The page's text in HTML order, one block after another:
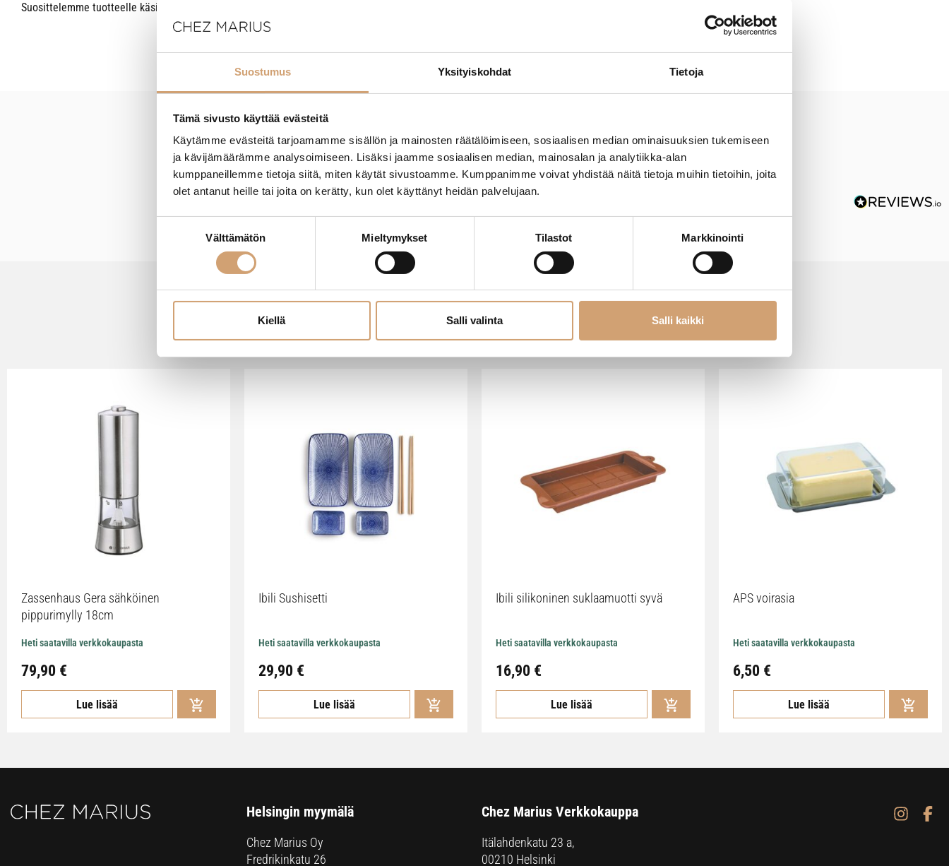
Suostumus Yksityiskohdat Tietoja
Tämä sivusto käyttää evästeitä
Käytämme evästeitä tarjoamamme sisällön ja mainosten räätälöimiseen, sosiaalisen median ominaisuuksien tukemiseen
ja kävijämäärämme analysoimiseen. Lisäksi jaamme sosiaalisen median, mainosalan ja analytiikka-alan
kumppaneillemme tietoja siitä, miten käytät sivustoamme. Kumppanimme voivat yhdistää näitä tietoja muihin tietoihin, joita
olet antanut heille tai joita on kerätty, kun olet käyttänyt heidän palvelujaan.
Välttämätön Mieltymykset Tilastot Markkinointi
Kiellä Salli valinta Salli kaikki
Suosittelemme tuotteelle käsinpesua.
- Tuotteesta ei ole vielä arvosteluja -
VIIMEISIMMÄT TUOTTEET
Zassenhaus Gera sähköinen
pippurimylly 18cm
Heti saatavilla verkkokaupasta
79,90 €
Lue lisää
Ibili Sushisetti
Heti saatavilla verkkokaupasta
29,90 €
Lue lisää
Ibili silikoninen suklaamuotti syvä
Heti saatavilla verkkokaupasta
16,90 €
Lue lisää
APS voirasia
Heti saatavilla verkkokaupasta
6,50 €
Lue lisää
Helsingin myymälä
Chez Marius Oy
Fredrikinkatu 26
Chez Marius Verkkokauppa
Itälahdenkatu 23 a,
00210 Helsinki